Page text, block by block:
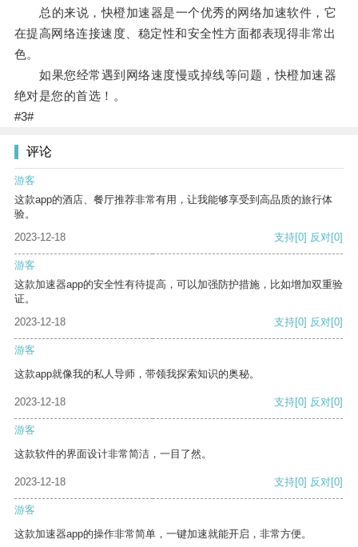
总的来说，快橙加速器是一个优秀的网络加速软件，它
在提高网络连接速度、稳定性和安全性方面都表现得非常出
色。
如果您经常遇到网络速度慢或掉线等问题，快橙加速器
绝对是您的首选！。
#3#
评论
游客
这款app的酒店、餐厅推荐非常有用，让我能够享受到高品质的旅行体
验。
2023-12-18
支持[0] 反对[0]
游客
这款加速器app的安全性有待提高，可以加强防护措施，比如增加双重验
证。
2023-12-18
支持[0] 反对[0]
游客
这款app就像我的私人导师，带领我探索知识的奥秘。
2023-12-18 支持[0] 反对[0]
游客
这款软件的界面设计非常简洁，一目了然。
2023-12-18 支持[0] 反对[0]
游客
这款加速器app的操作非常简单，一键加速就能开启，非常方便。